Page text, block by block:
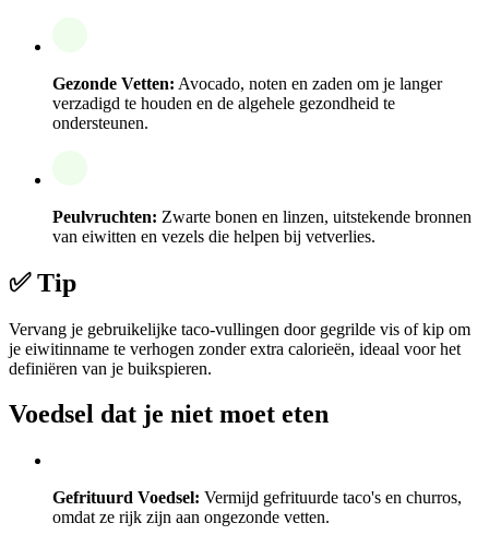
Gezonde Vetten: Avocado, noten en zaden om je langer
verzadigd te houden en de algehele gezondheid te
ondersteunen.
Peulvruchten: Zwarte bonen en linzen, uitstekende bronnen
van eiwitten en vezels die helpen bij vetverlies.
✅ Tip
Vervang je gebruikelijke taco-vullingen door gegrilde vis of kip om
je eiwitinname te verhogen zonder extra calorieën, ideaal voor het
definiëren van je buikspieren.
Voedsel dat je niet moet eten
Gefrituurd Voedsel: Vermijd gefrituurde taco's en churros,
omdat ze rijk zijn aan ongezonde vetten.